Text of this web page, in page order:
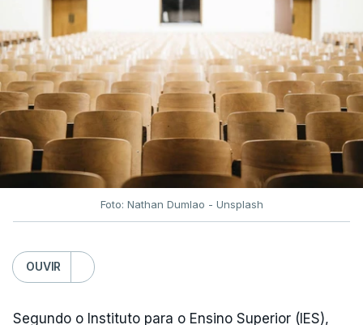
fecho do estreito de Ormuz, os preços dos
combustíveis desceram durante o cessar-fogo
entre Washington e Teerão.
No entanto, com o retomar do conflito, as últimas
semanas têm sido marcadas por uma subida
acentuada, tendência que deverá ser revertida na
próxima semana.
c/Lusa
Foto: Nathan Dumlao - Unsplash
OUVIR
Segundo o Instituto para o Ensino Superior (IES),